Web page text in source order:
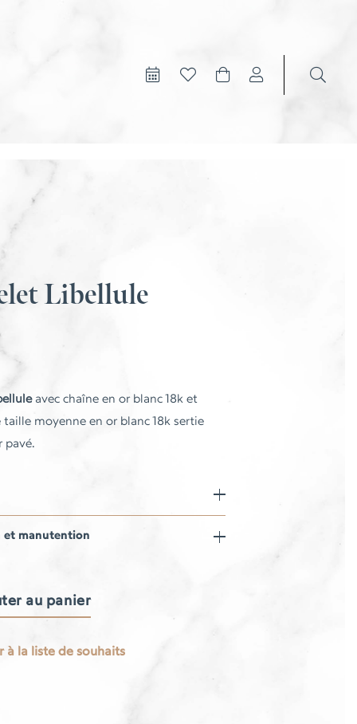
Libellule
avec chaîne en or blanc 18k et
taille moyenne en or blanc 18k sertie
pavé.
et manutention
au panier
à la liste de souhaits